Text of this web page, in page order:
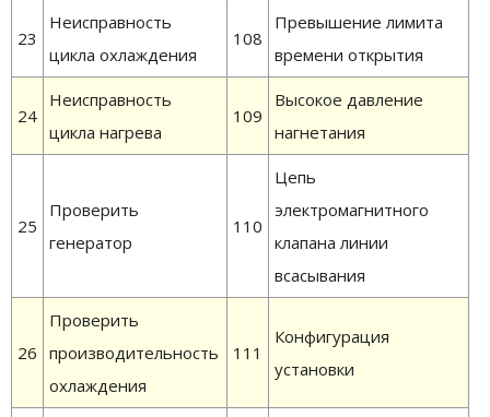
23
Неисправность
цикла охлаждения
108
Превышение лимита
времени открытия
24
Неисправность
цикла нагрева
109
Высокое давление
нагнетания
25
Проверить
генератор
110
Цепь
электромагнитного
клапана линии
всасывания
26
Проверить
производительность
охлаждения
111
Конфигурация
установки